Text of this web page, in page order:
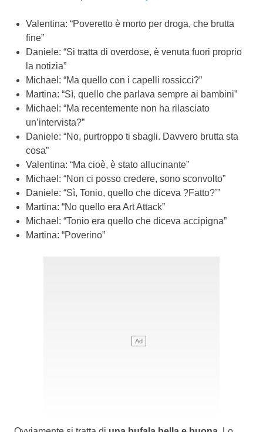
Valentina: “Poveretto è morto per droga, che brutta
fine”
Daniele: “Si tratta di overdose, è venuta fuori proprio
la notizia”
Michael: “Ma quello con i capelli rossicci?”
Martina: “Sì, quello che parlava sempre ai bambini”
Michael: “Ma recentemente non ha rilasciato
un’intervista?”
Daniele: “No, purtroppo ti sbagli. Davvero brutta sta
cosa”
Valentina: “Ma cioè, è stato allucinante”
Michael: “Non ci posso credere, sono sconvolto”
Daniele: “Sì, Tonio, quello che diceva ?Fatto?’”
Martina: “No quello era Art Attack”
Michael: “Tonio era quello che diceva accipigna”
Martina: “Poverino”